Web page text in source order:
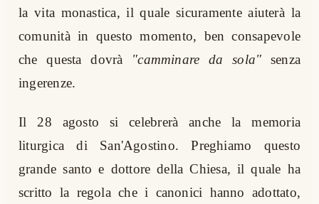
la vita monastica, il quale sicuramente aiuterà la
comunità in questo momento, ben consapevole
che questa dovrà "camminare da sola" senza
ingerenze.
Il 28 agosto si celebrerà anche la memoria
liturgica di San'Agostino. Preghiamo questo
grande santo e dottore della Chiesa, il quale ha
scritto la regola che i canonici hanno adottato,